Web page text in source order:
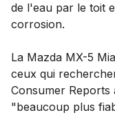
de l'eau par le toit
corrosion.
La Mazda MX-5
ceux qui
Consumer Reports
"beaucoup plus